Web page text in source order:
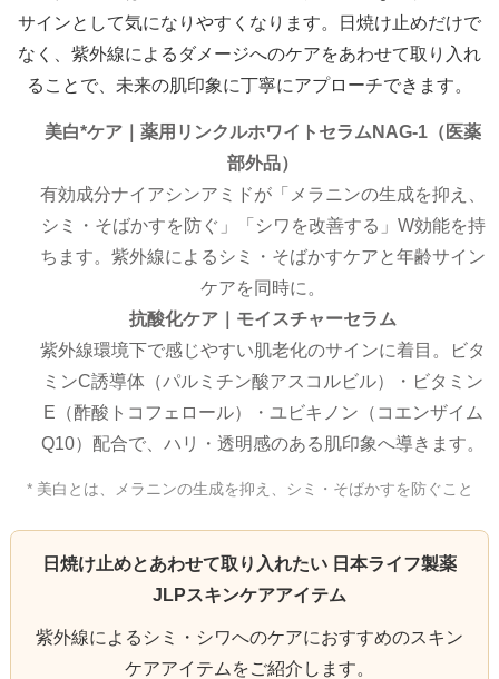
サインとして気になりやすくなります。日焼け止めだけで
なく、紫外線によるダメージへのケアをあわせて取り入れ
ることで、未来の肌印象に丁寧にアプローチできます。
美白*ケア｜薬用リンクルホワイトセラムNAG-1（医薬
部外品）
有効成分ナイアシンアミドが「メラニンの生成を抑え、
シミ・そばかすを防ぐ」「シワを改善する」W効能を持
ちます。紫外線によるシミ・そばかすケアと年齢サイン
ケアを同時に。
抗酸化ケア｜モイスチャーセラム
紫外線環境下で感じやすい肌老化のサインに着目。ビタ
ミンC誘導体（パルミチン酸アスコルビル）・ビタミン
E（酢酸トコフェロール）・ユビキノン（コエンザイム
Q10）配合で、ハリ・透明感のある肌印象へ導きます。
* 美白とは、メラニンの生成を抑え、シミ・そばかすを防ぐこと
日焼け止めとあわせて取り入れたい 日本ライフ製薬
JLPスキンケアアイテム
紫外線によるシミ・シワへのケアにおすすめのスキン
ケアアイテムをご紹介します。